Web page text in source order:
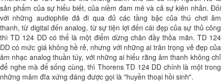
sản phẩm của sự hiểu biết, của niềm đam mê và cả sự kiên nhẫn. Đối
với những audiophile đã đi qua đủ các tầng bậc của thú chơi âm
thanh, từ digital đến analog, từ sự tiện lợi đến cái đẹp của sự thủ công
thì TD 124 DD có thể là một điểm dừng chân đầy thỏa mãn. TD 124
DD có mức giá không hề rẻ, nhưng với những ai trân trọng vẻ đẹp của
âm nhạc analog thuần túy, với những ai hiểu rằng âm thanh không chỉ
để nghe mà để sống cùng, thì Thorens TD 124 DD chính là một trong
những mâm đĩa xứng đáng được gọi là "huyền thoại hồi sinh".